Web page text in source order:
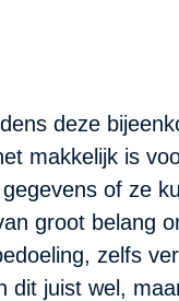
deze
makkelijk is
of ze
groot belang
zelfs
dit juist wel,